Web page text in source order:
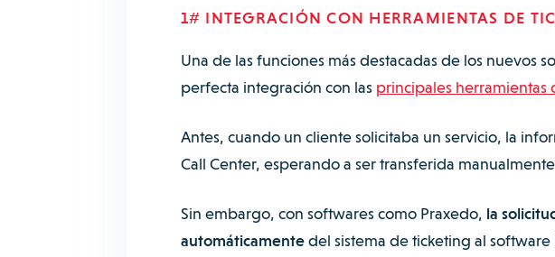
1# INTEGRACIÓN CON HERRAMIENTAS DE
Una de las funciones más destacadas de los nuevos
perfecta integración con las principales herramientas
Antes, cuando un cliente solicitaba un servicio, la
Call Center, esperando a ser transferida
Sin embargo, con softwares como Praxedo, la
automáticamentedel sistema de ticketing al